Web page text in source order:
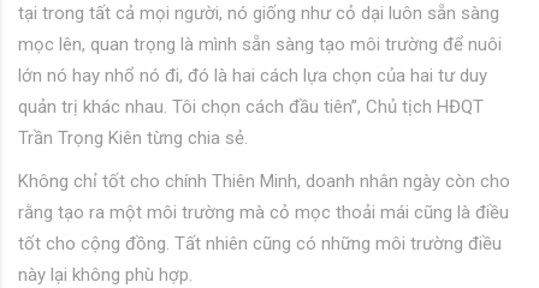
tại trong tất cả mọi người, nó giống như cỏ dại luôn sẵn sàng
mọc lên, quan trọng là mình sẵn sàng tạo môi trường để nuôi
lớn nó hay nhổ nó đi, đó là hai cách lựa chọn của hai tư duy
quản trị khác nhau. Tôi chọn cách đầu tiên”, Chủ tịch HĐQT
Trần Trọng Kiên từng chia sẻ.
Không chỉ tốt cho chính Thiên Minh, doanh nhân ngày còn cho
rằng tạo ra một môi trường mà cỏ mọc thoải mái cũng là điều
tốt cho cộng đồng. Tất nhiên cũng có những môi trường điều
này lại không phù hợp.